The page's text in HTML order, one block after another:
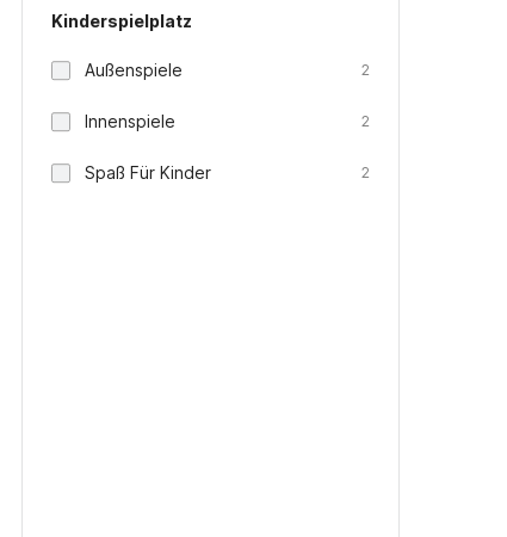
Kinderspielplatz
Außenspiele 2
Innenspiele 2
Spaß Für Kinder 2